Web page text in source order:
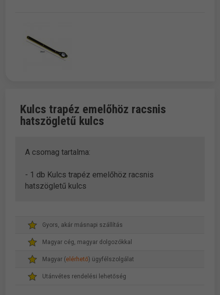
Kulcs trapéz emelőhöz racsnis
hatszögletű kulcs
A csomag tartalma:
- 1 db Kulcs trapéz emelőhöz racsnis
hatszögletű kulcs
Gyors, akár másnapi szállítás
Magyar cég, magyar dolgozókkal
Magyar (elérhető) ügyfélszolgálat
Utánvétes rendelési lehetőség